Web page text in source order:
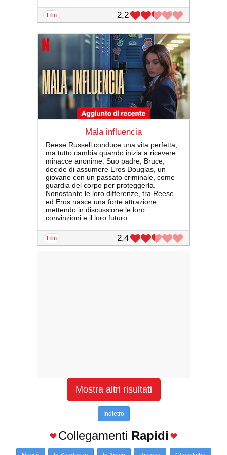
film 2,2
Mala influencia
Reese Russell conduce una vita perfetta,
ma tutto cambia quando inizia a ricevere
minacce anonime. Suo padre, Bruce,
decide di assumere Eros Douglas, un
giovane con un passato criminale, come
guardia del corpo per proteggerla.
Nonostante le loro differenze, tra Reese
ed Eros nasce una forte attrazione,
mettendo in discussione le loro
convinzioni e il loro futuro.
film 2,4
Mostra altri risultati
Indietro
Collegamenti Rapidi